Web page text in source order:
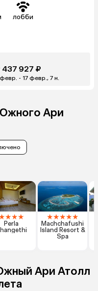
лобби
437 927 ₽
- 17 февр., 7 н.
Ари
★★★
Perla
★★★★★
Machchafushi
Island Resort &
Spa
Ари Атолл